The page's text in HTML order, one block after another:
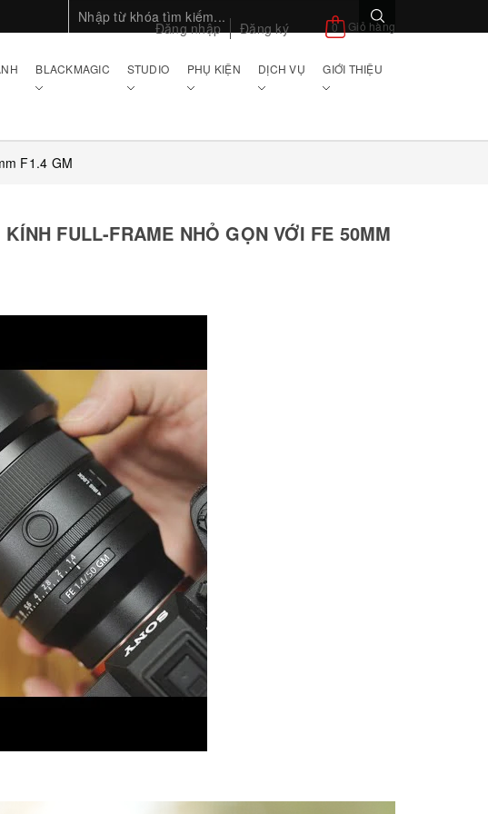
Đăng nhập Đăng ký 0 Giỏ hàng
BLACKMAGIC STUDIO PHỤ KIỆN DỊCH VỤ GIỚI THIỆU
F1.4 GM
FULL-FRAME NHỎ GỌN VỚI FE 50MM